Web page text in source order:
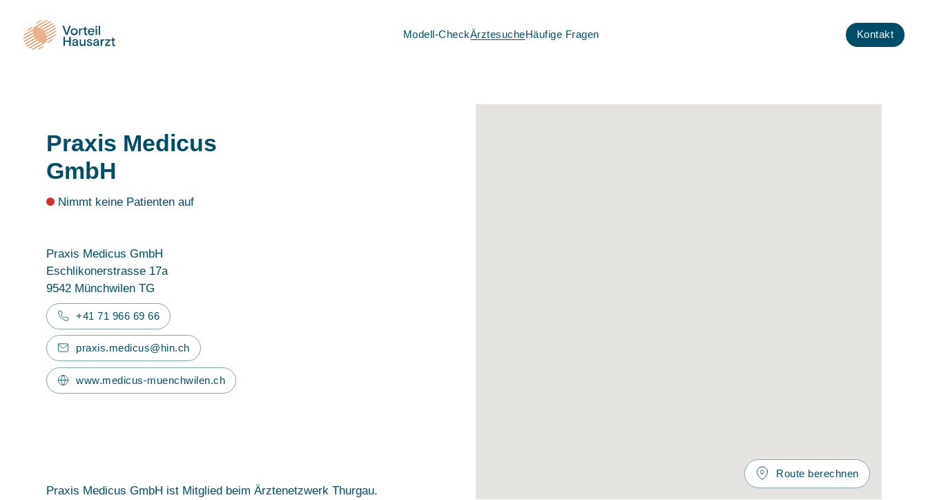
Modell-CheckÄrztesucheHäufige Fragen Kontakt
Praxis Medicus
GmbH
Nimmt keine Patienten auf
Praxis Medicus GmbH
Eschlikonerstrasse 17a
9542 Münchwilen TG
+41 71 966 69 66
praxis.medicus@hin.ch
www.medicus-muenchwilen.ch
Praxis Medicus GmbH ist Mitglied beim Ärztenetzwerk Thurgau.
Route berechnen